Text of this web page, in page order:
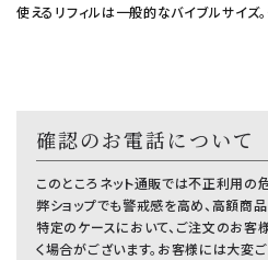
使えるリフィルは一般的なバイブルサイズ
確認のお電話について
このところネット通販では不正利用の
弊ショップでも警戒感を高め、高額商
特定のケースにおいて、ご注文のお
く場合がございます。お客様には大変